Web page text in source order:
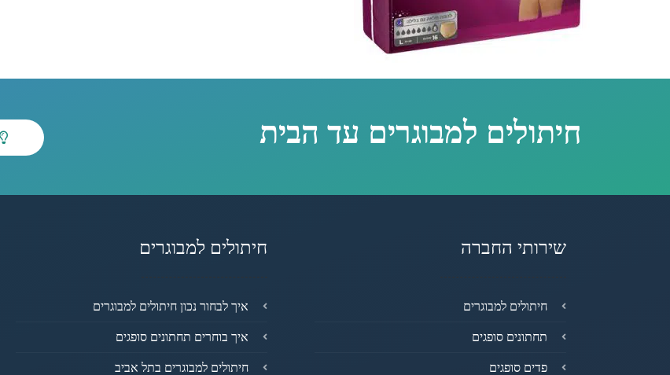
חיתולים למבוגרים עד הבית
שירותי החברה
חיתולים למבוגרים
תחתונים סופגים
פדים סופגים
חיתולים למבוגרים
איך לבחור נכון חיתולים למבוגרים
איך בוחרים תחתונים סופגים
חיתולים למבוגרים בתל אביב